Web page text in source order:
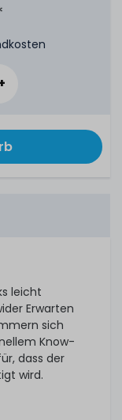
leicht
Erwarten
sich
Know-
dass der
wird.